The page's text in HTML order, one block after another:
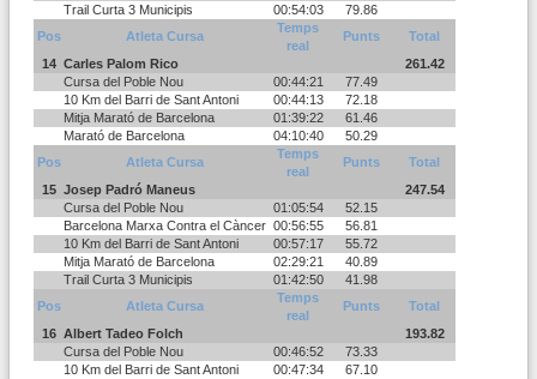
Trail Curta 3 Municipis
00:54:03
79.86
Pos
Atleta Cursa
Temps
real
Punts
Total
14 Carles Palom Rico
261.42
Cursa del Poble Nou
00:44:21
77.49
10 Km del Barri de Sant Antoni
00:44:13
72.18
Mitja Marató de Barcelona
01:39:22
61.46
Marató de Barcelona
04:10:40
50.29
Pos
Atleta Cursa
Temps
real
Punts
Total
15 Josep Padró Maneus
247.54
Cursa del Poble Nou
01:05:54
52.15
Barcelona Marxa Contra el Càncer 00:56:55
56.81
10 Km del Barri de Sant Antoni
00:57:17
55.72
Mitja Marató de Barcelona
02:29:21
40.89
Trail Curta 3 Municipis
01:42:50
41.98
Pos
Atleta Cursa
Temps
real
Punts
Total
16 Albert Tadeo Folch
193.82
Cursa del Poble Nou
00:46:52
73.33
10 Km del Barri de Sant Antoni
00:47:34
67.10